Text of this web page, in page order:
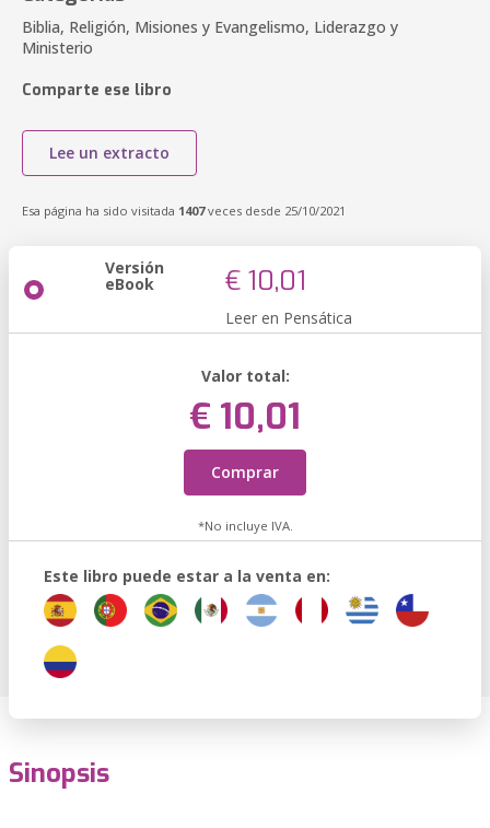
Biblia, Religión, Misiones y Evangelismo, Liderazgo y
Ministerio
Comparte ese libro
Lee un extracto
Esa página ha sido visitada 1407veces desde 25/10/2021
Versión
eBook € 10,01
Leer en Pensática
Valor total:
€ 10,01
Comprar
*No incluye IVA.
Este libro puede estar a la venta en:
Sinopsis